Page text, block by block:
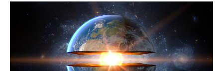
FOLLOW US